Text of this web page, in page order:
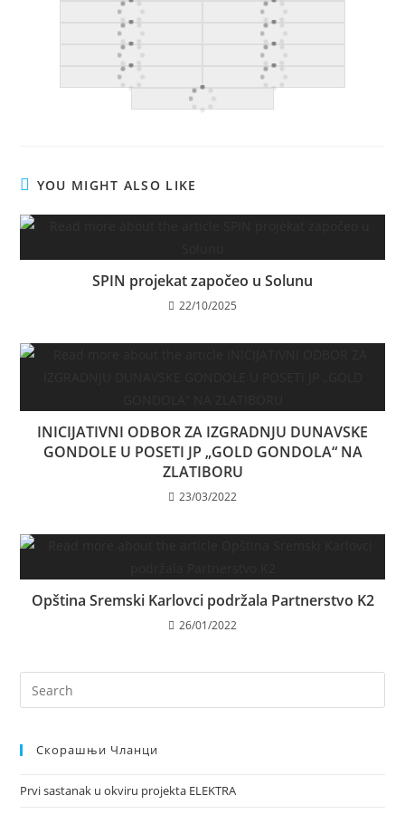
YOU MIGHT ALSO LIKE
SPIN projekat započeo u Solunu
22/10/2025
INICIJATIVNI ODBOR ZA IZGRADNJU DUNAVSKE
GONDOLE U POSETI JP „GOLD GONDOLA“ NA
ZLATIBORU
23/03/2022
Opština Sremski Karlovci podržala Partnerstvo K2
26/01/2022
Скорашњи Чланци
Prvi sastanak u okviru projekta ELEKTRA